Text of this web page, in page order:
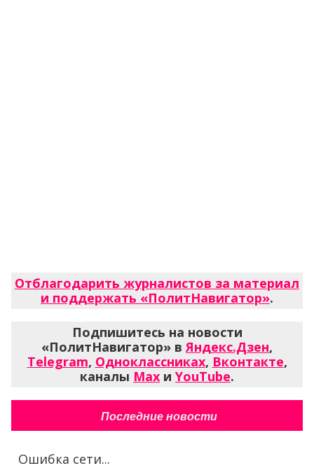
Отблагодарить журналистов за материал
и поддержать «ПолитНавигатор».
Подпишитесь на новости
«ПолитНавигатор» вЯндекс.Дзен,
Telegram, Одноклассниках, Вконтакте,
каналы Max и YouTube.
Последние новости
Ошибка сети...